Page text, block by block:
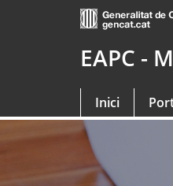
EAPC -
Inici